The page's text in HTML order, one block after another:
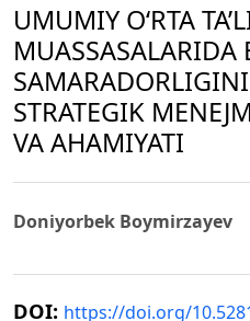
UMUMIY O‘RTA
MUASSASALARIDA
STRATEGIK
VA AHAMIYATI
Doniyorbek Boymirzayev
DOI: https://doi.org/